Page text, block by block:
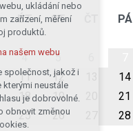
ÚT ST PÁ
4 5
11 12 14
18 19 21
25 26 28
(session):
jazyka, apod.
našem webu
ukládání nebo
zařízení, měření
produktů.
našem webu
společnost, jakož i
kterými neustále
je dobrovolné.
obnovit změnou